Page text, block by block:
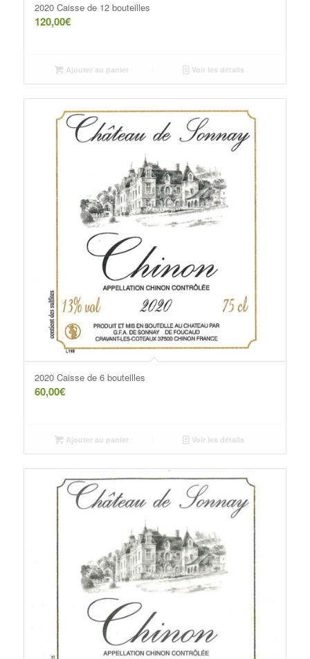
2020 Caisse de 12 bouteilles
120,00€
Ajouter au panier Voir les détails
2020 Caisse de 6 bouteilles
60,00€
Ajouter au panier Voir les détails